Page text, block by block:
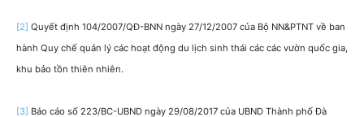
[2] Quyết định 104/2007/QĐ-BNN ngày 27/12/2007 của Bộ NN&PTNT về ban
hành Quy chế quản lý các hoạt động du lịch sinh thái các các vườn quốc gia,
khu bảo tồn thiên nhiên.
[3] Báo cáo số 223/BC-UBND ngày 29/08/2017 của UBND Thành phố Đà